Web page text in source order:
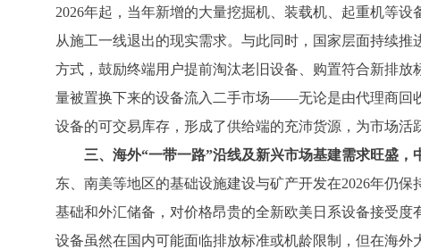
2026年起，当年新增的大量挖掘机、装载机、起重机等
从施工一线退出的现实需求。与此同时，国家层面持续
方式，鼓励终端用户提前淘汰老旧设备、购置符合新排
量被置换下来的设备流入二手市场——无论是由代理商回
设备的可交易库存，形成了供给端的充沛货源，为市场活
三、海外“一带一路”沿线及新兴市场基建需求旺盛，
东、南美等地区的基础设施建设与矿产开发在2026年仍保
基础和外汇储备，对价格昂贵的全新欧美日系设备接受
设备虽然在国内可能面临排放标准或机龄限制，但在海